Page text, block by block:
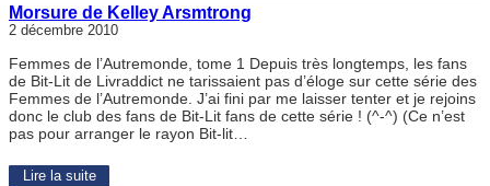
Morsure de Kelley Arsmtrong
2 décembre 2010
Femmes de l’Autremonde, tome 1 Depuis très longtemps, les fans
de Bit-Lit de Livraddict ne tarissaient pas d’éloge sur cette série des
Femmes de l’Autremonde. J’ai fini par me laisser tenter et je rejoins
donc le club des fans de Bit-Lit fans de cette série ! (^-^) (Ce n’est
pas pour arranger le rayon Bit-lit…
Lire la suite